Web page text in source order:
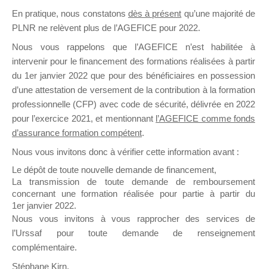
il y a un mois
Ce groupe est destiné aux Organismes de
Formation qui souhaitent répondre à l’Appel à
Propositions Mallette du Dirigeant.
Ce groupe propose un forum dédié au support
sur lequel il est possible de laisser un message
ou poser une question.
NB : Il est nécessaire d’être
pouvoir rejoindre ce groupe
En pratique, nous constatons dès à présent qu’une majorité de
PLNR ne relèvent plus de l’AGEFICE pour 2022.
Nous vous rappelons que l’AGEFICE n’est habilitée à
intervenir pour le financement des formations réalisées à partir
du 1er janvier 2022 que pour des bénéficiaires en possession
d’une attestation de versement de la contribution à la formation
professionnelle (CFP) avec code de sécurité, délivrée en 2022
pour l’exercice 2021, et mentionnant l’AGEFICE comme fonds
d’assurance formation compétent.
Nous vous invitons donc à vérifier cette information avant :
Le dépôt de toute nouvelle demande de financement,
La transmission de toute demande de remboursement
concernant une formation réalisée pour partie à partir du
1er janvier 2022.
Nous vous invitons à vous rapprocher des services de
l’Urssaf pour toute demande de renseignement
complémentaire.
Stéphane Kirn,